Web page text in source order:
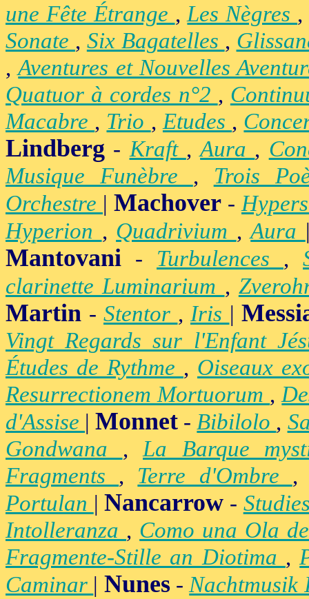
une Fête Étrange ,Les Nègres ,
Sonate , Six Bagatelles ,
,Aventures et Nouvelles
Quatuor à cordes n°2 ,
Macabre , Trio ,Etudes ,
Lindberg -Kraft ,Aura ,
Musique Funèbre , Trois
Orchestre | Machover -
Hyperion , Quadrivium ,Aura
Mantovani - Turbulences ,
clarinette Luminarium ,
Martin - Stentor , Iris |
Vingt Regards sur l'Enfant
Études de Rythme , Oiseaux
Resurrectionem Mortuorum ,
d'Assise |Monnet -Bibilolo ,
Gondwana ,La Barque
Fragments , Terre d'Ombre
Portulan |Nancarrow -
Intolleranza , Como una Ola
Fragmente-Stille an Diotima ,
Caminar | Nunes-